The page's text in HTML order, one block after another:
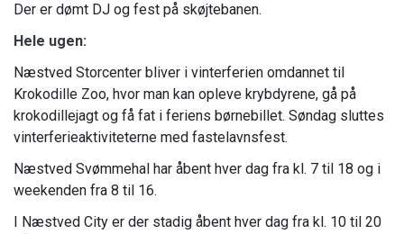
Der er dømt DJ og fest på skøjtebanen.
Hele ugen:
Næstved Storcenter bliver i vinterferien omdannet til
Krokodille Zoo, hvor man kan opleve krybdyrene, gå på
krokodillejagt og få fat i feriens børnebillet. Søndag sluttes
vinterferieaktiviteterne med fastelavnsfest.
Næstved Svømmehal har åbent hver dag fra kl. 7 til 18 og i
weekenden fra 8 til 16.
I Næstved City er der stadig åbent hver dag fra kl. 10 til 20